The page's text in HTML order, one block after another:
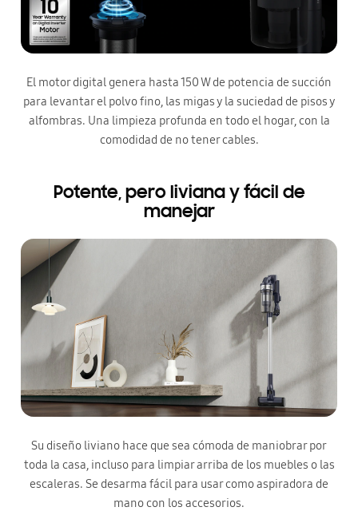
El motor digital genera hasta 150 W de potencia de succión
para levantar el polvo fino, las migas y la suciedad de pisos y
alfombras. Una limpieza profunda en todo el hogar, con la
comodidad de no tener cables.
Potente, pero liviana y fácil de
manejar
Su diseño liviano hace que sea cómoda de maniobrar por
toda la casa, incluso para limpiar arriba de los muebles o las
escaleras. Se desarma fácil para usar como aspiradora de
mano con los accesorios.